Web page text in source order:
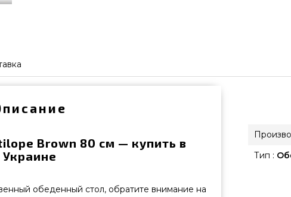
Brown 80 см — купить в
Украине
обеденный стол, обратите внимание на
Тип :